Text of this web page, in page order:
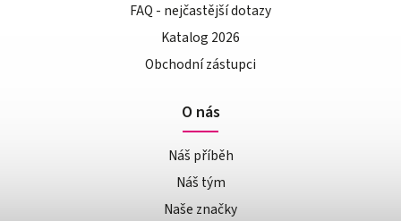
FAQ - nejčastější dotazy
Katalog 2026
Obchodní zástupci
O nás
Náš příběh
Náš tým
Naše značky